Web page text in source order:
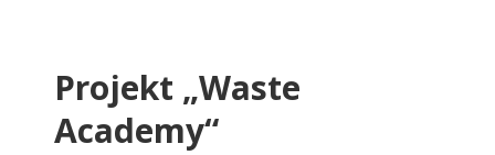
Projekt „Waste
Academy“